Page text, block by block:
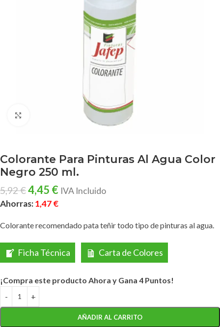
Colorante Para Pinturas Al Agua Color
Negro 250 ml.
5,92€4,45 € IVA Incluido
Ahorras:1,47€
Colorante recomendado pata teñir todo tipo de pinturas al agua.
Ficha Técnica Carta de Colores
¡Compra este producto Ahora y Gana 4 Puntos!
AÑADIR AL CARRITO